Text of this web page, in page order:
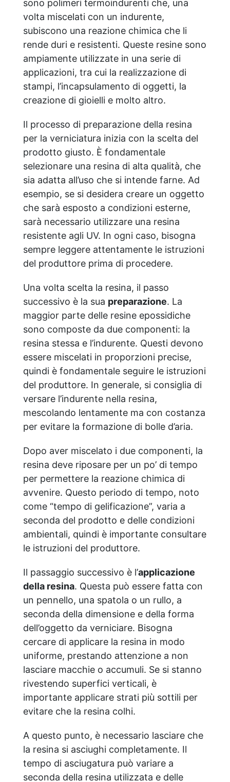
sono polimeri termoindurenti che, una
volta miscelati con un indurente,
subiscono una reazione chimica che li
rende duri e resistenti. Queste resine sono
ampiamente utilizzate in una serie di
applicazioni, tra cui la realizzazione di
stampi, l’incapsulamento di oggetti, la
creazione di gioielli e molto altro.
Il processo di preparazione della resina
per la verniciatura inizia con la scelta del
prodotto giusto. È fondamentale
selezionare una resina di alta qualità, che
sia adatta all’uso che si intende farne. Ad
esempio, se si desidera creare un oggetto
che sarà esposto a condizioni esterne,
sarà necessario utilizzare una resina
resistente agli UV. In ogni caso, bisogna
sempre leggere attentamente le istruzioni
del produttore prima di procedere.
Una volta scelta la resina, il passo
successivo è la sua preparazione. La
maggior parte delle resine epossidiche
sono composte da due componenti: la
resina stessa e l’indurente. Questi devono
essere miscelati in proporzioni precise,
quindi è fondamentale seguire le istruzioni
del produttore. In generale, si consiglia di
versare l’indurente nella resina,
mescolando lentamente ma con costanza
per evitare la formazione di bolle d’aria.
Dopo aver miscelato i due componenti, la
resina deve riposare per un po’ di tempo
per permettere la reazione chimica di
avvenire. Questo periodo di tempo, noto
come “tempo di gelificazione”, varia a
seconda del prodotto e delle condizioni
ambientali, quindi è importante consultare
le istruzioni del produttore.
Il passaggio successivo è l’applicazione
della resina. Questa può essere fatta con
un pennello, una spatola o un rullo, a
seconda della dimensione e della forma
dell’oggetto da verniciare. Bisogna
cercare di applicare la resina in modo
uniforme, prestando attenzione a non
lasciare macchie o accumuli. Se si stanno
rivestendo superfici verticali, è
importante applicare strati più sottili per
evitare che la resina colhi.
A questo punto, è necessario lasciare che
la resina si asciughi completamente. Il
tempo di asciugatura può variare a
seconda della resina utilizzata e delle